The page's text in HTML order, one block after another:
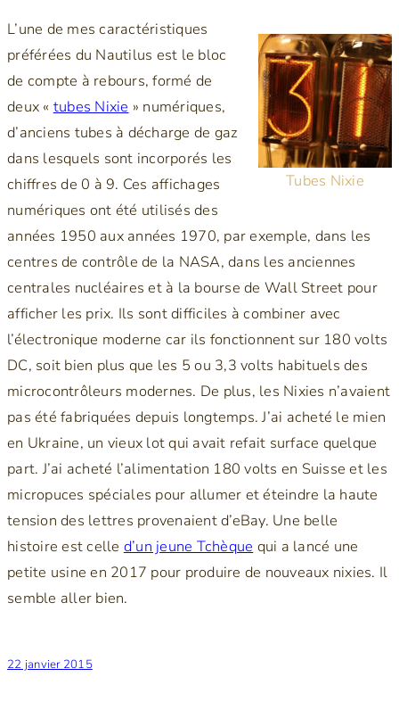
Tubes Nixie
L’une de mes caractéristiques
préférées du Nautilus est le bloc
de compte à rebours, formé de
deux « tubes Nixie » numériques,
d’anciens tubes à décharge de gaz
dans lesquels sont incorporés les
chiffres de 0 à 9. Ces affichages
numériques ont été utilisés des
années 1950 aux années 1970, par exemple, dans les
centres de contrôle de la NASA, dans les anciennes
centrales nucléaires et à la bourse de Wall Street pour
afficher les prix. Ils sont difficiles à combiner avec
l’électronique moderne car ils fonctionnent sur 180 volts
DC, soit bien plus que les 5 ou 3,3 volts habituels des
microcontrôleurs modernes. De plus, les Nixies n’avaient
pas été fabriquées depuis longtemps. J’ai acheté le mien
en Ukraine, un vieux lot qui avait refait surface quelque
part. J’ai acheté l’alimentation 180 volts en Suisse et les
micropuces spéciales pour allumer et éteindre la haute
tension des lettres provenaient d’eBay. Une belle
histoire est celle d’un jeune Tchèque qui a lancé une
petite usine en 2017 pour produire de nouveaux nixies. Il
semble aller bien.
22 janvier 2015